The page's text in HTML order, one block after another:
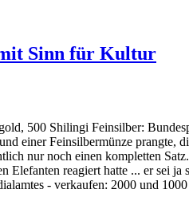
Sinn für Kultur
500 Shilingi Feinsilber:
einer Feinsilbermünze prangte,
nur noch einen kompletten
Elefanten reagiert hatte ... er sei
- verkaufen: 2000 und